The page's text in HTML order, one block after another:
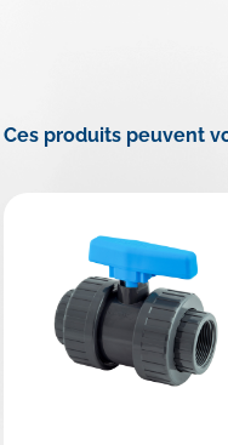
Ces produits peuvent